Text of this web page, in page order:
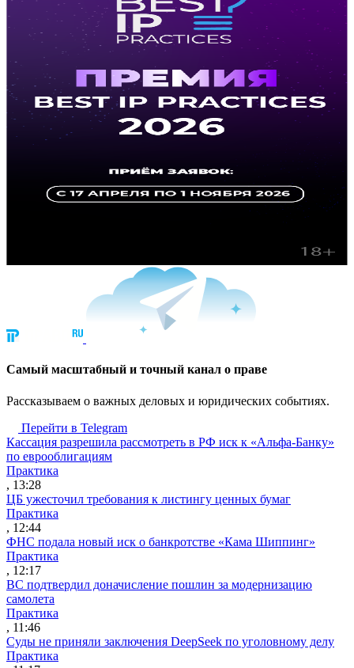
Cамый масштабный и точный канал о праве
Рассказываем о важных деловых и юридических событиях.
Перейти в Telegram
Кассация разрешила рассмотреть в РФ иск к «Альфа-Банку»
по еврооблигациям
Практика
, 13:28
ЦБ ужесточил требования к листингу ценных бумаг
Практика
, 12:44
ФНС подала новый иск о банкротстве «Кама Шиппинг»
Практика
, 12:17
ВС подтвердил доначисление пошлин за модернизацию
самолета
Практика
, 11:46
Суды не приняли заключения DeepSeek по уголовному делу
Практика